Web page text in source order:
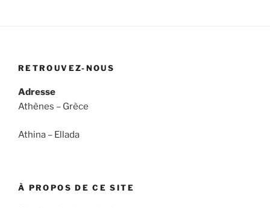
RETROUVEZ-NOUS
Adresse
Athènes – Grèce
Athina – Ellada
À PROPOS DE CE SITE